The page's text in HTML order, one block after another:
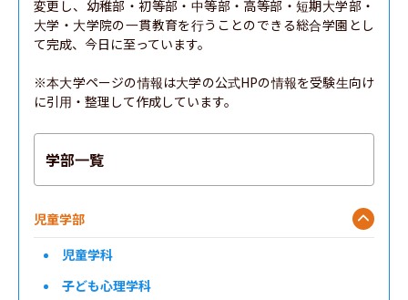
変更し、幼稚部・初等部・中等部・高等部・短期大学部・
大学・大学院の一貫教育を行うことのできる総合学園とし
て完成、今日に至っています。
※本大学ページの情報は大学の公式HPの情報を受験生向け
に引用・整理して作成しています。
学部一覧
児童学部
児童学科
子ども心理学科